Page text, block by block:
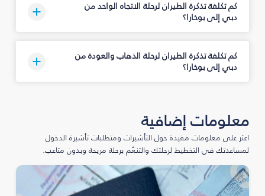
كم تكلفة تذكرة الطيران لرحلة الاتجاه الواحد من
دبي إلى بوخارا؟
كم تكلفة تذكرة الطيران لرحلة الذهاب والعودة من
دبي إلى بوخارا؟
معلومات إضافية
اعثر على معلومات مفيدة حول التأشيرات ومتطلبات تأشيرة الدخول
لمساعدتك في التخطيط لرحلتك والتنعّم برحلة مريحة وبدون متاعب.